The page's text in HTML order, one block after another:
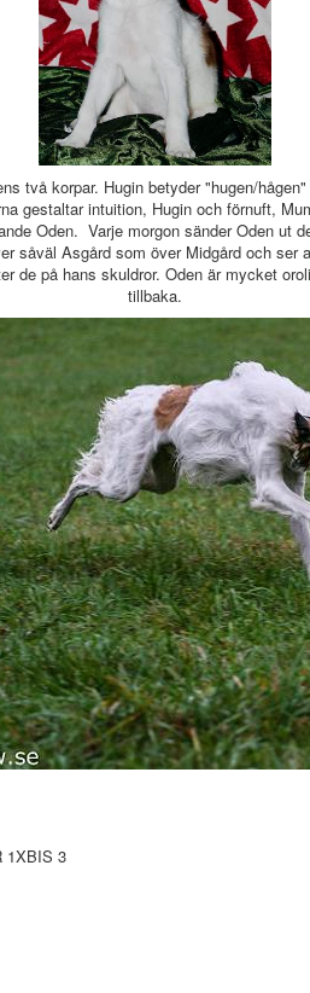
två korpar. Hugin betyder "hugen/
gestaltar intuition, Hugin och förnuft,
Oden. Varje morgon sänder Oden ut
såväl Asgård som över Midgård och ser
de på hans skuldror. Oden är mycket
tillbaka.
1XBIS 3